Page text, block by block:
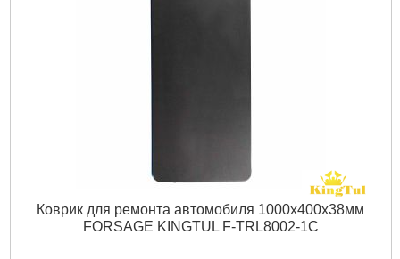
Коврик для ремонта автомобиля 1000x400x38мм
FORSAGE KINGTUL F-TRL8002-1C